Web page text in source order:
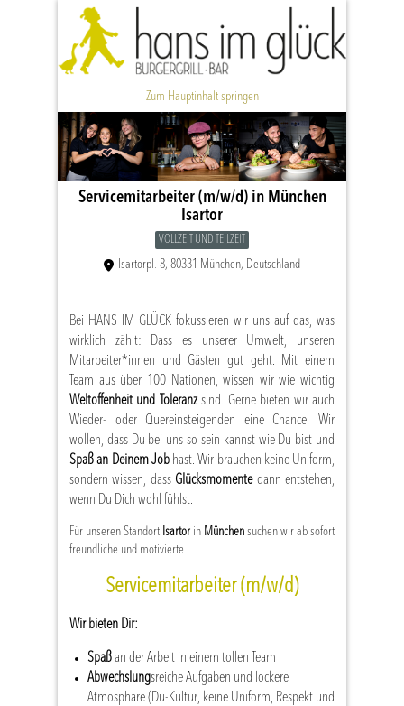
Zum Hauptinhalt springen
Servicemitarbeiter (m/w/d) in München
Isartor
VOLLZEIT UND TEILZEIT
Isartorpl. 8, 80331 München, Deutschland
Bei HANS IM GLÜCK fokussieren wir uns auf das, was
wirklich zählt: Dass es unserer Umwelt, unseren
Mitarbeiter*innen und Gästen gut geht. Mit einem
Team aus über 100 Nationen, wissen wir wie wichtig
Weltoffenheit und Toleranzsind. Gerne bieten wir auch
Wieder- oder Quereinsteigenden eine Chance. Wir
wollen, dass Du bei uns so sein kannst wie Du bist und
Spaß an Deinem Jobhast. Wir brauchen keine Uniform,
sondern wissen, dass Glücksmomentedann entstehen,
wenn Du Dich wohl fühlst.
Für unseren Standort Isartor in München suchen wir ab sofort
freundliche und motivierte
Servicemitarbeiter (m/w/d)
Wir bieten Dir:
Spaßan der Arbeit in einem tollen Team
Abwechslungsreiche Aufgaben und lockere
Atmosphäre (Du-Kultur, keine Uniform, Respekt und